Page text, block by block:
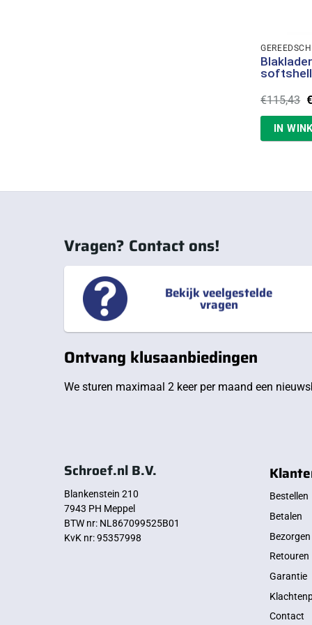
€115,43 €
IN
Vragen? Contact ons!
Bekijk veelgestelde
vragen
Ontvang klusaanbiedingen
We sturen maximaal 2 keer per maand een
Schroef.nl B.V.
Blankenstein 210
7943 PH Meppel
BTW nr: NL867099525B01
KvK nr: 95357998
Bestellen
Betalen
Bezorgen
Retouren
Garantie
Contact